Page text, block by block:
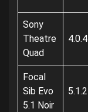
Sony
Theatre
Quad
4.0.4
Focal
Sib Evo
5.1 Noir
5.1.2